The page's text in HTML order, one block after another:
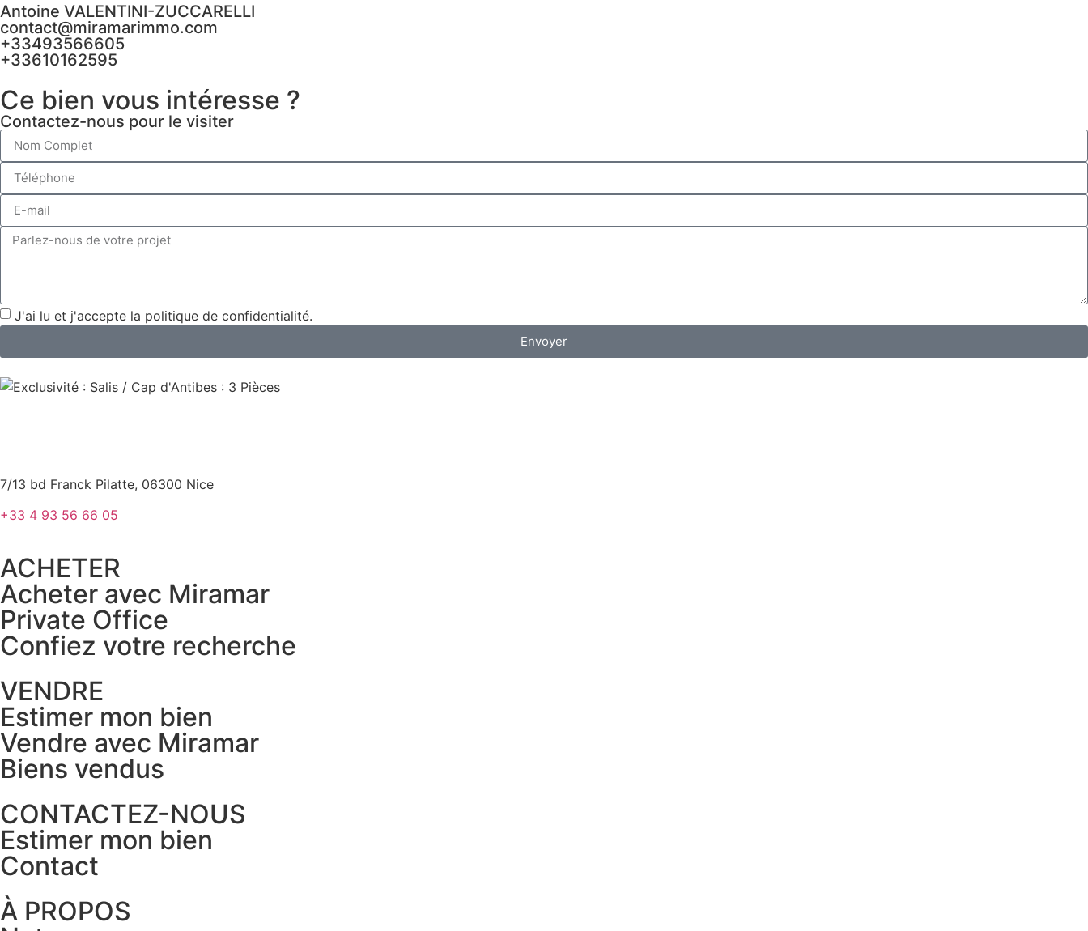
Antoine VALENTINI-ZUCCARELLI
contact@miramarimmo.com
+33493566605
+33610162595
Ce bien vous intéresse ?
Contactez-nous pour le visiter
J'ai lu et j'accepte la politique de confidentialité.
Envoyer
7/13 bd Franck Pilatte, 06300 Nice
+33 4 93 56 66 05
ACHETER
Acheter avec Miramar
Private Office
Confiez votre recherche
VENDRE
Estimer mon bien
Vendre avec Miramar
Biens vendus
CONTACTEZ-NOUS
Estimer mon bien
Contact
À PROPOS